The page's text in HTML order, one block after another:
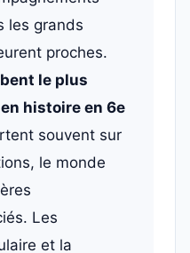
les grands
proches.
le plus
histoire en 6e
souvent sur
le monde
Les
et la